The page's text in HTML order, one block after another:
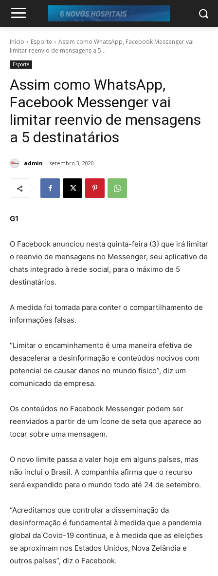
Início Esporte
Assim como WhatsApp, Facebook Messenger vai
limitar reenvio de mensagens a 5...
Esporte
Assim como WhatsApp,
Facebook Messenger vai
limitar reenvio de mensagens
a 5 destinatários
admin setembro 3, 2020
G1
O Facebook anunciou nesta quinta-feira (3) que irá limitar
o reenvio de mensagens no Messenger, seu aplicativo de
chats integrado à rede social, para o máximo de 5
destinatários.
A medida foi tomada para conter o compartilhamento de
informações falsas.
“Limitar o encaminhamento é uma maneira efetiva de
desacelerar a desinformação e conteúdos nocivos com
potencial de causar danos no mundo físico”, diz um
comunicado da empresa.
Os conteúdos no Facebook Messenger podem ser
reenviados a partir de um ícone de seta que aparece ao
tocar sobre uma mensagem.
O novo limite passa a valer hoje em alguns países, mas
não inclui o Brasil. A companhia afirma que o recurso
será expandido para o mundo todo até 24 de setembro.
“Acreditamos que controlar a disseminação da
desinformação é fundamental à medida que a pandemia
global da Covid-19 continua, e à medida que as eleições
se aproximam nos Estados Unidos, Nova Zelândia e
outros países”, diz o Facebook.